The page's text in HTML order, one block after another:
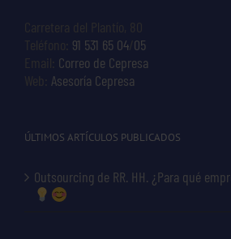
Carretera del Plantío, 80
Teléfono: 91 531 65 04 05
Email: Correo de Cepresa
Web: Asesoría Cepresa
ÚLTIMOS ARTÍCULOS PUBLICADOS
Outsourcing de RR. HH. ¿Para qué